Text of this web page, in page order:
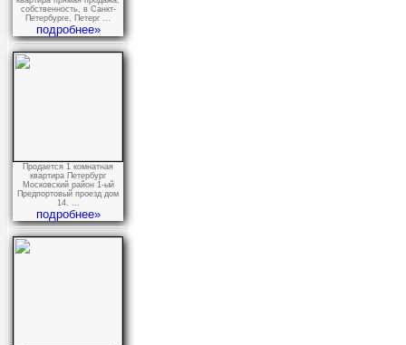
собственность, в Санкт-
Петербурге, Петерг ...
подробнее»
Продается 1 комнатная
квартира Петербург
Московский район 1-ый
Предпортовый проезд дом
14. ...
подробнее»